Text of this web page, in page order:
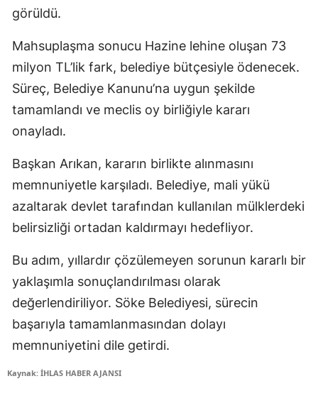
görüldü.
Mahsuplaşma sonucu Hazine lehine oluşan 73
milyon TL’lik fark, belediye bütçesiyle ödenecek.
Süreç, Belediye Kanunu’na uygun şekilde
tamamlandı ve meclis oy birliğiyle kararı
onayladı.
Başkan Arıkan, kararın birlikte alınmasını
memnuniyetle karşıladı. Belediye, mali yükü
azaltarak devlet tarafından kullanılan mülklerdeki
belirsizliği ortadan kaldırmayı hedefliyor.
Bu adım, yıllardır çözülemeyen sorunun kararlı bir
yaklaşımla sonuçlandırılması olarak
değerlendiriliyor. Söke Belediyesi, sürecin
başarıyla tamamlanmasından dolayı
memnuniyetini dile getirdi.
Kaynak: İHLAS HABER AJANSI